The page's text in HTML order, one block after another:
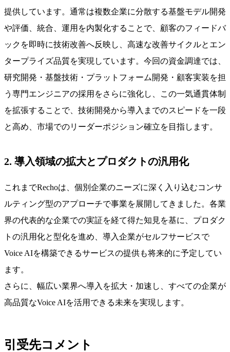
提供しています。通常は複数企業に分散する基盤モデル開発
や評価、統合、運用を内製化することで、顧客のフィードバ
ックを即時に技術改善へ反映し、高速な改善サイクルとエン
タープライズ品質を実現しています。今回の資金調達では、
研究開発・基盤技術・プラットフォーム開発・顧客実装を担
う専門エンジニアの採用をさらに強化し、この一気通貫体制
を拡張することで、技術開発から導入までのスピードを一段
と高め、市場でのリーダーポジション確立を目指します。
2. 導入領域の拡大とプロダクトの汎用化
これまでRechoは、個別企業のニーズに深く入り込むコンサ
ルティング型のアプローチで事業を展開してきました。各業
界の代表的な企業での実証を経て得た知見を基に、プロダク
トの汎用化と型化を進め、導入企業がセルフサービスで
Voice AIを構築できるサービスの提供も将来的に予定してい
ます。
さらに、幅広い業界へ導入を拡大・加速し、すべての企業が
高品質なVoice AIを活用できる未来を実現します。
引受先コメント